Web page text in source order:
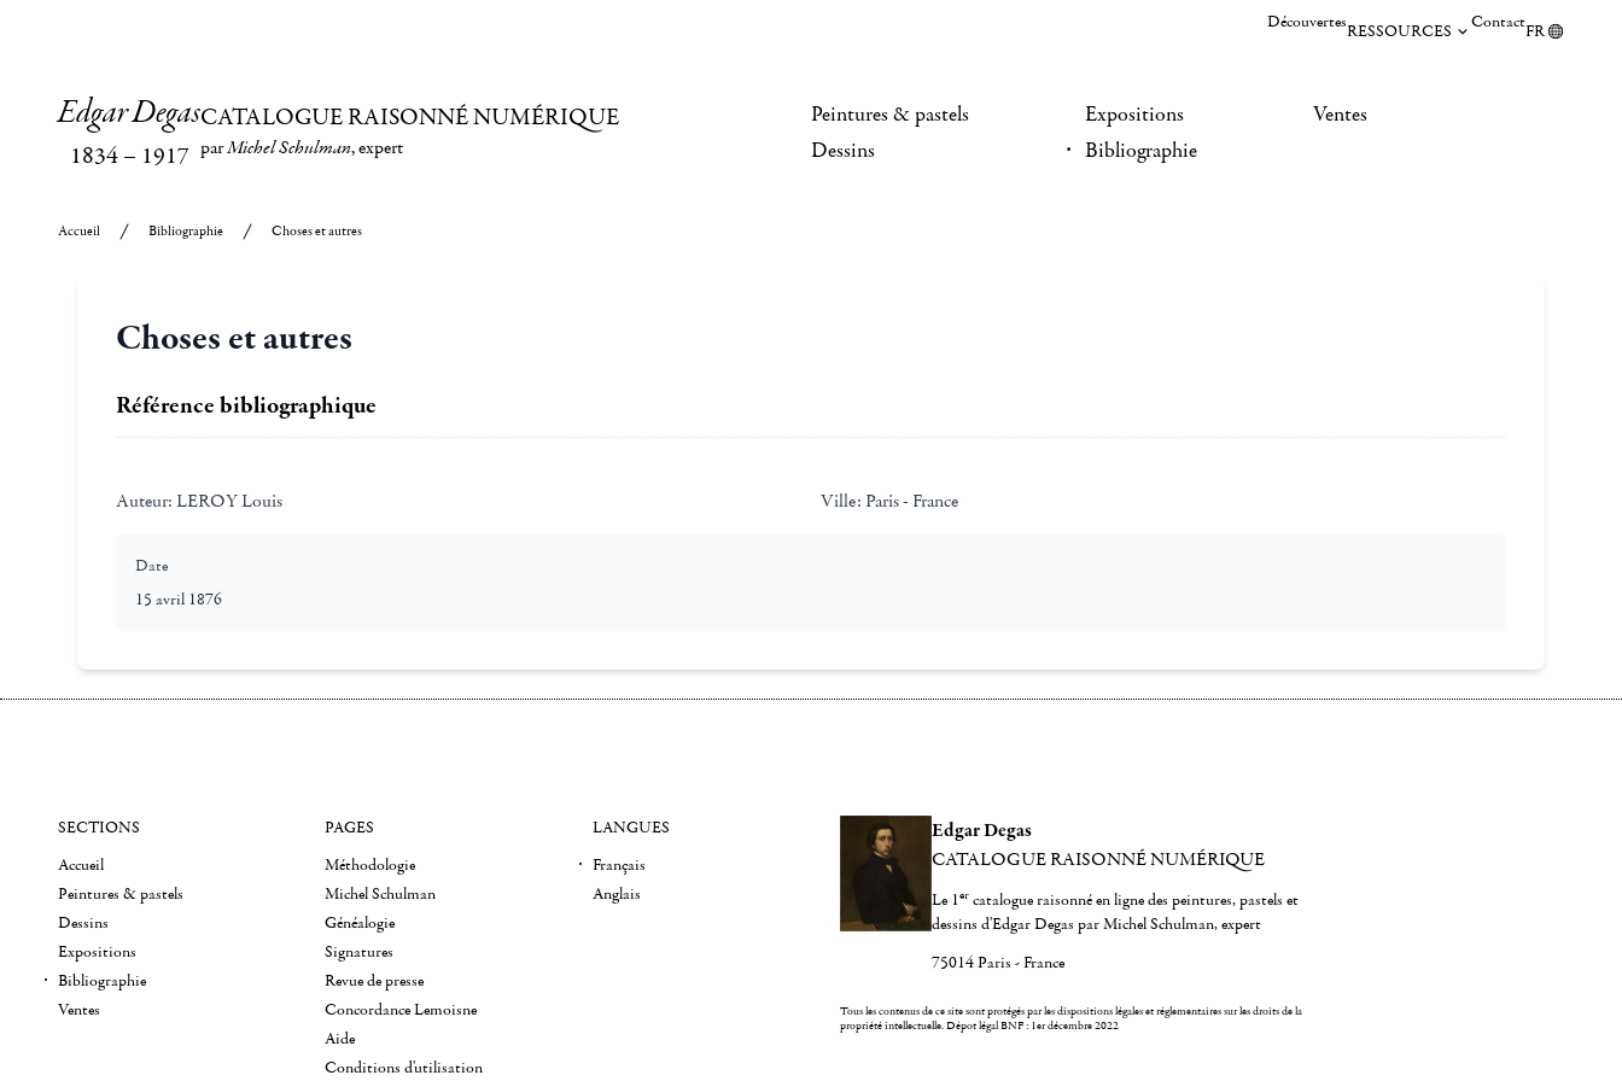
DécouvertesRESSOURCES ContactFR
Edgar Degas
1834– 1917
CATALOGUE RAISONNÉ NUMÉRIQUE
parMichel Schulman, expert
Peintures & pastels
Dessins
Expositions
Bibliographie
Ventes
Accueil Bibliographie Choses et autres
Choses et autres
Référence bibliographique
Auteur: LEROY Louis Ville: Paris - France
Date
15 avril 1876
Edgar Degas
CATALOGUE RAISONNÉ NUMÉRIQUE
Le 1er catalogue raisonné en ligne des peintures, pastels et
dessins d'Edgar Degas par Michel Schulman, expert
75014 Paris - France
Tous les contenus de ce site sont protégés par les dispositions légales et réglementaires sur les droits de la
propriété intellectuelle.Dépot légal BNF : 1er décembre 2022
SECTIONS
Accueil
Peintures & pastels
Dessins
Expositions
Bibliographie
Ventes
PAGES
Méthodologie
Michel Schulman
Généalogie
Signatures
Revue de presse
Concordance Lemoisne
Aide
Conditions d'utilisation
LANGUES
Français
Anglais